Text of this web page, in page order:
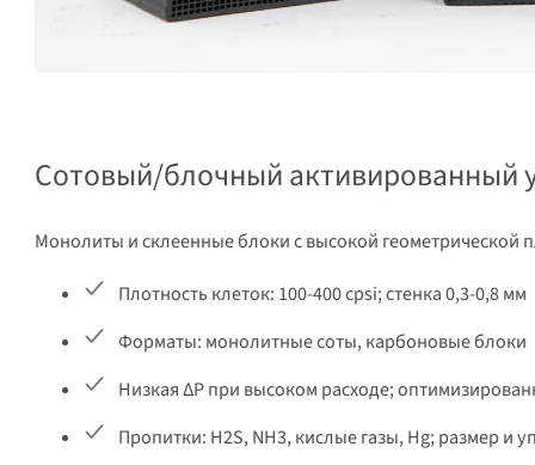
Сотовый/блочный активированный
Монолиты и склеенные блоки с высокой
Плотность клеток: 100-400 cpsi; стенка 0,3-0,8 мм
Форматы: монолитные соты, карбоновые блоки
Низкая ΔP при высоком расходе;
Пропитки: H2S, NH3, кислые газы, Hg; размер и